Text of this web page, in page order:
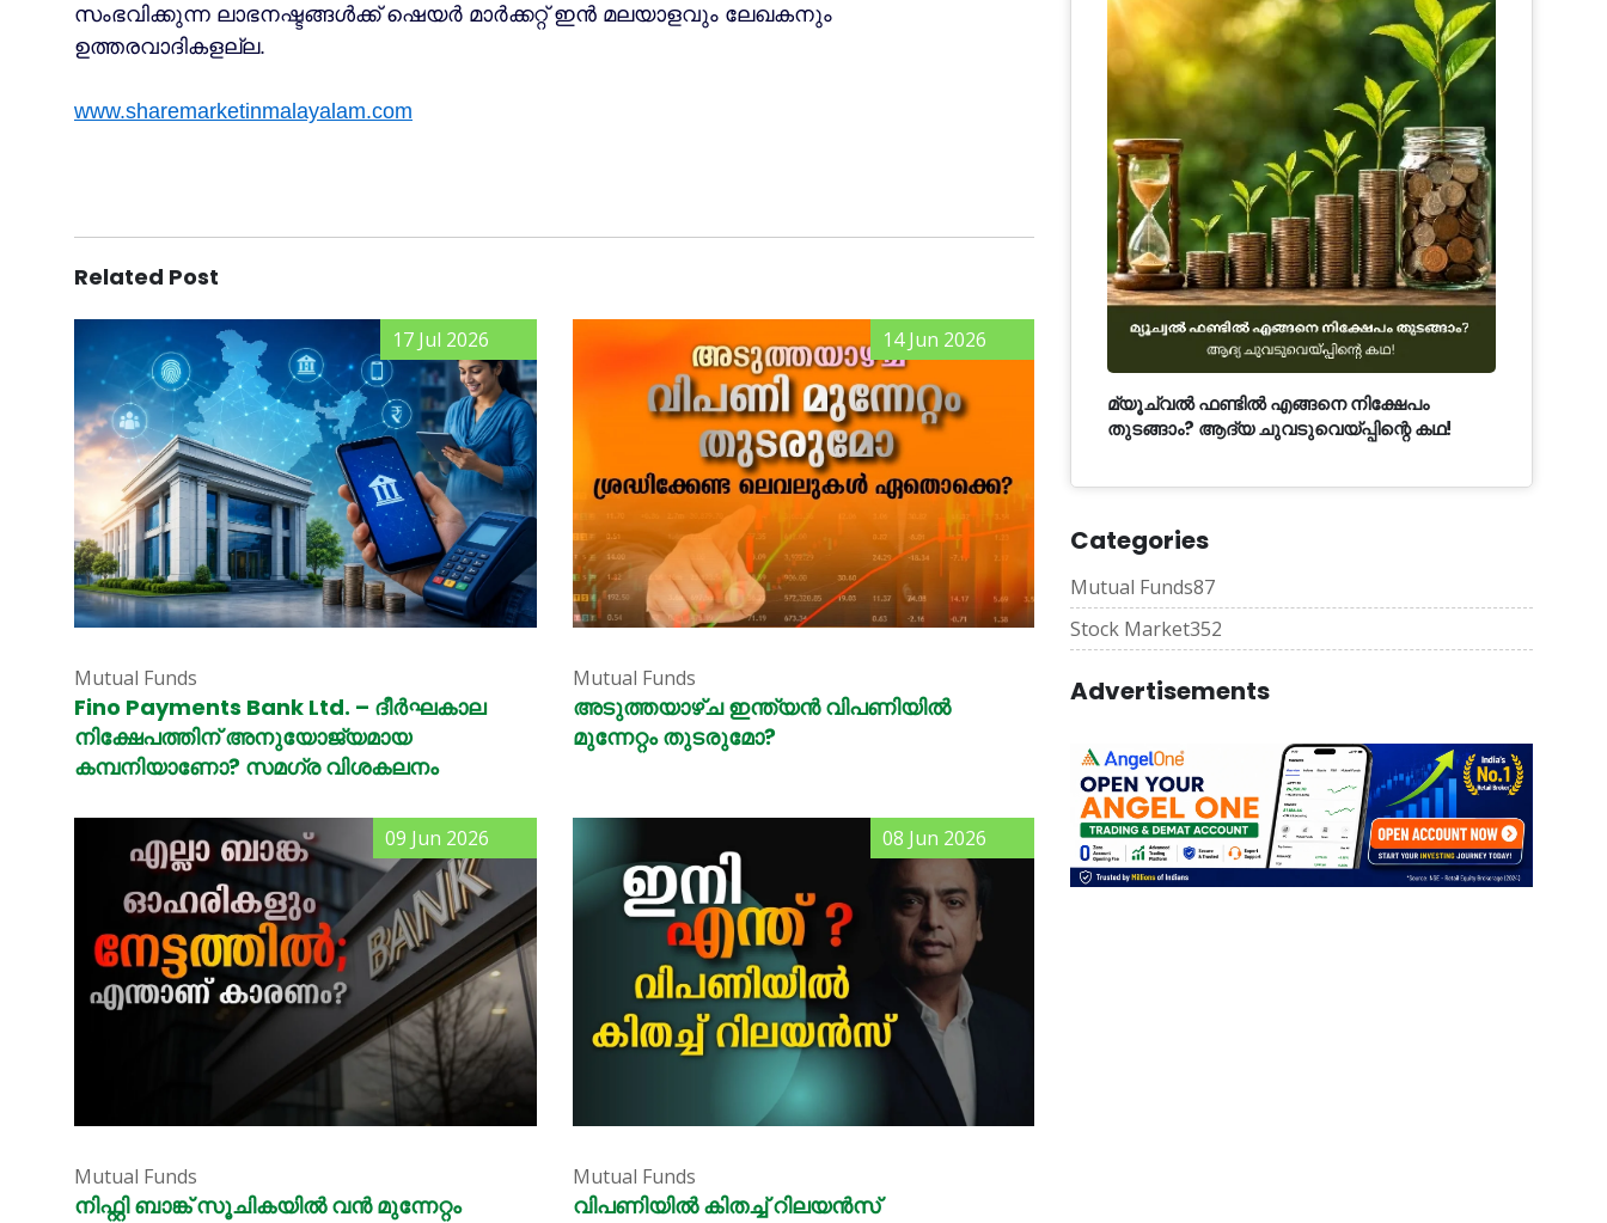
സംഭവിക്കുന്ന ലാഭനഷ്ടങ്ങള്‍ക്ക് ഷെയർ മാർക്കറ്റ് ഇൻ മലയാളവും ലേഖകനും
ഉത്തരവാദികളല്ല.
www.sharemarketinmalayalam.com
Related Post
Mutual Funds
Fino Payments Bank Ltd. – ദീർഘകാല
നിക്ഷേപത്തിന് അനുയോജ്യമായ
കമ്പനിയാണോ? സമഗ്ര വിശകലനം
17 Jul 2026
Mutual Funds
അടുത്തയാഴ്ച ഇന്ത്യൻ വിപണിയിൽ
മുന്നേറ്റം തുടരുമോ?
14 Jun 2026
Mutual Funds
നിഫ്റ്റി ബാങ്ക് സൂചികയിൽ വൻ മുന്നേറ്റം
09 Jun 2026
Mutual Funds
വിപണിയിൽ കിതച്ച് റിലയൻസ്
08 Jun 2026
മ്യൂച്വൽ ഫണ്ടിൽ എങ്ങനെ നിക്ഷേപം
തുടങ്ങാം? ആദ്യ ചുവടുവെയ്പ്പിന്റെ കഥ!
Categories
Mutual Funds87
Stock Market352
Advertisements